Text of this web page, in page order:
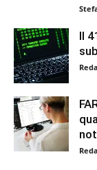
Il